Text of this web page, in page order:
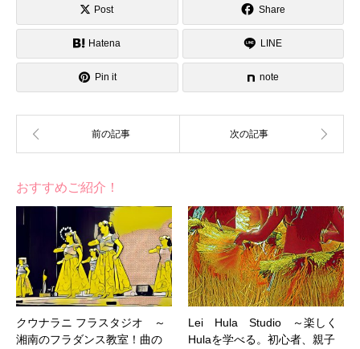
Post Share
Hatena LINE
Pin it note
おすすめご紹介！
クウナラニ フラスタジオ ～
湘南のフラダンス教室！曲の
Lei Hula Studio ～楽しく
Hulaを学べる。初心者、親子